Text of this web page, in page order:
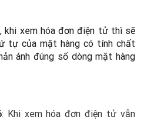
khi xem hóa đơn điện tử thì sẽ
tự của mặt hàng có tính chất
ánh đúng số dòng mặt hàng
: Khi xem hóa đơn điện tử vẫn